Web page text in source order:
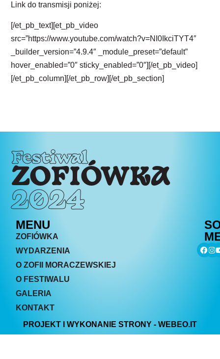
Link do transmisji poniżej:
[/et_pb_text][et_pb_video
src=”https://www.youtube.com/watch?v=NI0IkciTYT4″
_builder_version=”4.9.4″ _module_preset=”default”
hover_enabled=”0″ sticky_enabled=”0″][/et_pb_video]
[/et_pb_column][/et_pb_row][/et_pb_section]
Festiwal
ZOFIÓWKA
2024
MENU
ZOFIÓWKA
WYDARZENIA
O ZOFII MORACZEWSKIEJ
O FESTIWALU
GALERIA
KONTAKT
PROJEKT I WYKONANIE STRONY - WEBEO.IT